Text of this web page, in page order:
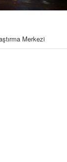
Merkezi